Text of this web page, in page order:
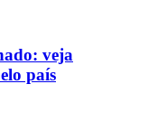
veja
país